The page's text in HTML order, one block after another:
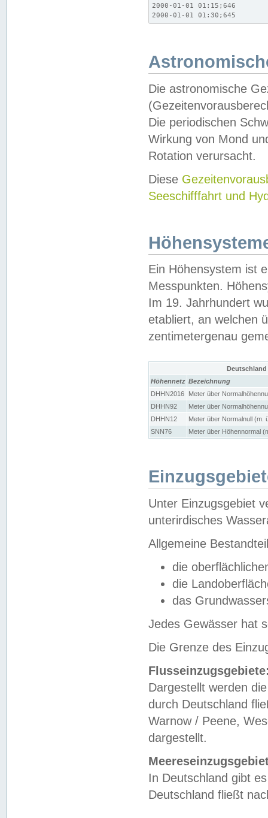
2000-01-01 01:15;646
2000-01-01 01:30;645
Die astronomische
Die periodischen
Wirkung von Mond
Rotation verursacht.
Diese
Seeschifffahrt und
Ein Höhensystem ist
Messpunkten.
Im 19. Jahrhundert
etabliert, an welchen
zentimetergenau
Höhennetz Bezeichnung
DHHN2016
Meter über
DHHN92
Meter über
DHHN12
Meter über Normalnull (m.
SNN76
Meter über Höhennormal
Unter Einzugsgebiet
unterirdisches
Allgemeine
die
die
das
Jedes Gewässer hat
Die Grenze des
Dargestellt werden
durch Deutschland
Warnow / Peene,
dargestellt.
In Deutschland gibt
Deutschland fließt